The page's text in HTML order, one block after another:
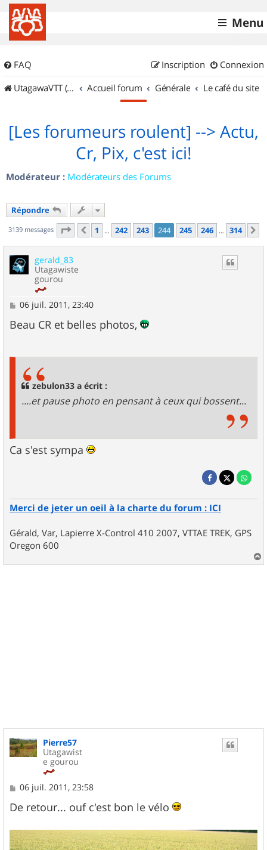
Menu
FAQ Connexion
Inscription
UtagawaVTT (Randos VTT et VTTAE avec traces GPS)
Accueil forum Générale Le café du site
[Les forumeurs roulent] --> Actu,
Cr, Pix, c'est ici!
Modérateur : Modérateurs des Forums
Répondre
3139 messages Page 244 sur314
Précédent
1 … 242 243 244 245 246 … 314
gerald_83
Utagawiste
gourou
M
s
s
06 juil. 2011, 23:40
Beau CR et belles photos,
zebulon33 a écrit :
....et pause photo en pensant à ceux qui bossent...
Ca s'est sympa
Merci de jeter un oeil à la charte du forum : ICI
Gérald, Var, Lapierre X-Control 410 2007, VTTAE TREK, GPS
Oregon 600
a
Pierre57
Utagawist
e gourou
M
s
s
g
e
06 juil. 2011, 23:58
De retour... ouf c'est bon le vélo